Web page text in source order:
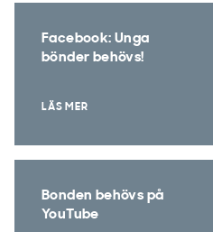
Facebook: Unga
bönder behövs!
LÄS MER
Bonden behövs på
YouTube